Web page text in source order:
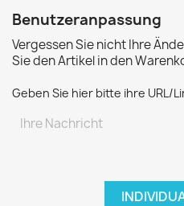
Benutzeranpassung
Vergessen Sie nicht Ihre
Sie den Artikel in den
Geben Sie hier bitte ihre URL/